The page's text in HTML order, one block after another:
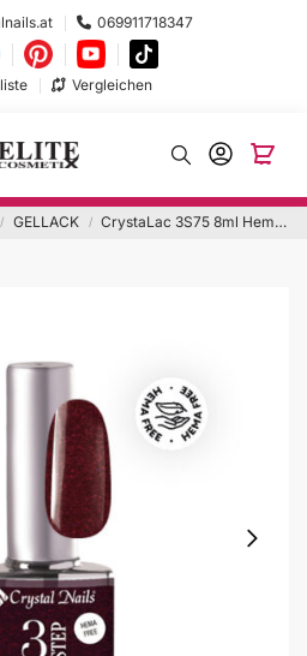
069911718347
Vergleichen
/ GELLACK / CrystaLac 3S75 8ml Hema Free